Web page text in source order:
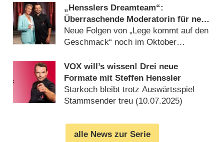
„Hensslers Dreamteam“:
Überraschende Moderatorin für neue
VOX-Show
Neue Folgen von „Lege kommt auf den
Geschmack“ noch im Oktober
VOX will’s wissen! Drei neue
Formate mit Steffen Henssler
Starkoch bleibt trotz Auswärtsspiel
Stammsender treu (10.07.2025)
alle News zur Serie